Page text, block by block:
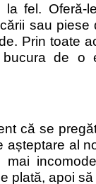
fel. Oferă-
sau
Prin toate
de o
că se
al
plată, apoi